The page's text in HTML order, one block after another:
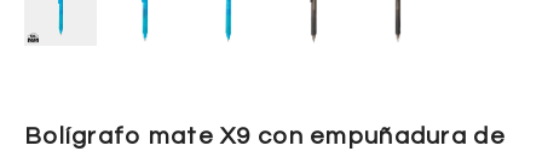
Bolígrafo mate X9 con empuñadura de